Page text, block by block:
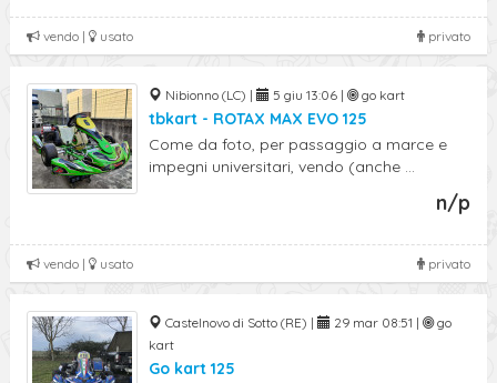
privato
vendo | usato
Nibionno (LC) | 5 giu 13:06 | go kart
tbkart - ROTAX MAX EVO 125
Come da foto, per passaggio a marce e
impegni universitari, vendo (anche ...
n/p
privato
vendo | usato
Castelnovo di Sotto (RE) | 29 mar 08:51 |
go
kart
Go kart 125